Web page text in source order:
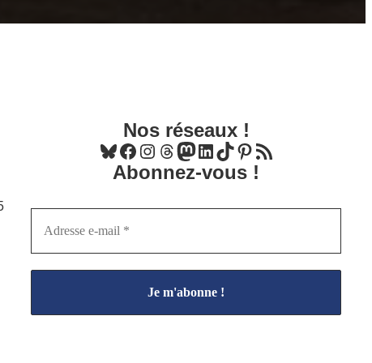
Nos réseaux !
Bluesky Facebook Instagram Threads Mastodon LinkedIn TikTok Pinterest
Flux RSS
Abonnez-vous !